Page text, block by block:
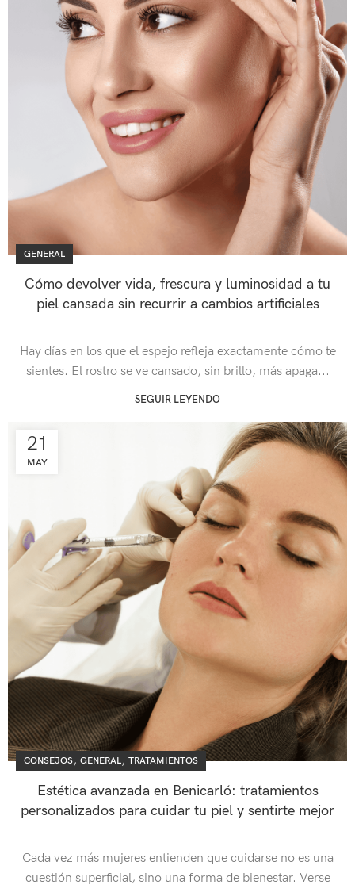
GENERAL
Cómo devolver vida, frescura y luminosidad a tu
piel cansada sin recurrir a cambios artificiales
Hay días en los que el espejo refleja exactamente cómo te
sientes. El rostro se ve cansado, sin brillo, más apaga...
SEGUIR LEYENDO
21
MAY
CONSEJOS, GENERAL, TRATAMIENTOS
Estética avanzada en Benicarló: tratamientos
personalizados para cuidar tu piel y sentirte mejor
Cada vez más mujeres entienden que cuidarse no es una
cuestión superficial, sino una forma de bienestar. Verse